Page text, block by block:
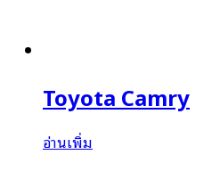
Toyota Camry
อ่านเพิ่ม